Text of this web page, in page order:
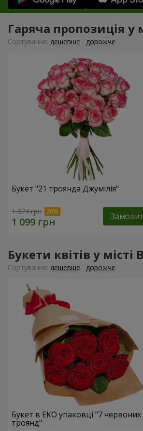
Гаряча пропозиція у
Сортування: дешевше дорожче
Букет "21 троянда Джумілія"
1 374 грн
Букети квітів у місті
Сортування: дешевше дорожче
Букет в ЕКО упаковці "7 червоних
троянд"